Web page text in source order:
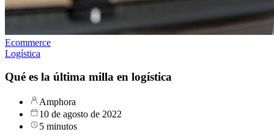
Ecommerce
Logística
Qué es la última milla en logística
Amphora
10 de agosto de 2022
5 minutos